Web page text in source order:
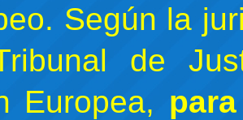
Según la
de
Europea,